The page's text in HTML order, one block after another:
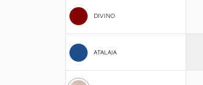
DIVINO
ATALAIA